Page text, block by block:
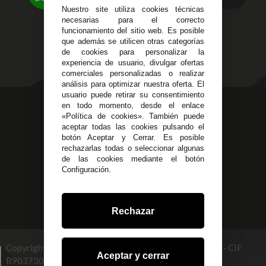
Alzira - Valencia
C/ Esplugues, 135
Política de Privacidad
Pago Seguro
Terminos y
Condiciones Generales
Políticas de Cookies
623 23 31 98
Atendemos Whatsapp
955 44 45 43/955 44 45 44
info@steielectronica.com
Avenida Plaza de Toros,
Local 3 Écija (Sevilla)
Copyright © 2026 STEI GLOBAL MULTISERVICES, S.L - CIF
B90373093. info@steielectronica.com
Nuestro site utiliza cookies técnicas
necesarias para el correcto
funcionamiento del sitio web. Es posible
que además se utilicen otras categorías
de cookies para personalizar la
experiencia de usuario, divulgar ofertas
comerciales personalizadas o realizar
análisis para optimizar nuestra oferta. El
usuario puede retirar su consentimiento
en todo momento, desde el enlace
«Política de cookies». También puede
aceptar todas las cookies pulsando el
botón Aceptar y Cerrar. Es posible
rechazarlas todas o seleccionar algunas
de las cookies mediante el botón
Configuración.
Rechazar
Aceptar y cerrar